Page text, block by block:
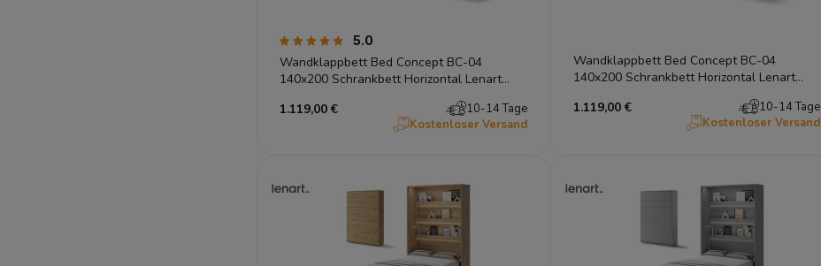
5.0
Wandklappbett Bed Concept BC-04
140x200 Schrankbett Horizontal Lenart
1.119,00 €
10-14 Tage
Kostenloser Versand
Wandklappbett Bed Concept BC-04
140x200 Schrankbett Horizontal Lenart
1.119,00 €
10-14 Tage
Kostenloser Versand